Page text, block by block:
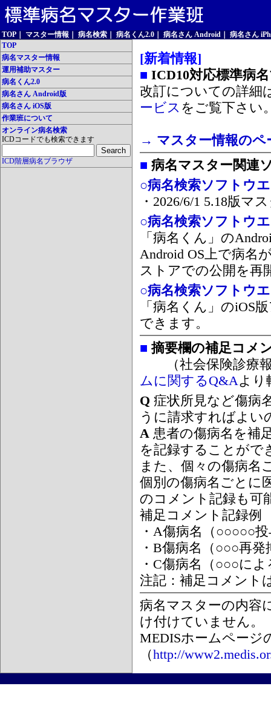
TOP マスター情報 病名検索 病名くん2.0 病名さん Android
病名さん
TOP
病名マスター情報
運用補助マスター
病名くん2.0
病名さん Android版
病名さん iOS版
作業班について
オンライン病名検索
ICDコードでも検索できます
ICD階層病名ブラウザ
[新着情報]
■ ICD10対応標準病
改訂についての詳細
ービス をご覧下さい
→ マスター情報のペ
■ 病名マスター関連
○病名検索ソフトウ
・2026/6/1 5.18版マ
○病名検索ソフトウ
「病名くん」の
Android OS上で病名
ストアでの公開を再
○病名検索ソフトウ
「病名くん」のiOS
できます。
■ 摘要欄の補足コメ
（社会保険診療報
ムに関するQ&Aより
Q 症状所見など傷病
うに請求すればよい
A 患者の傷病名を補
を記録することがで
また、個々の傷病名
個別の傷病名ごとに
のコメント記録も可
補足コメント記録例
・A傷病名（○○○○○
・B傷病名（○○○再
・C傷病名（○○○に
注記：補足コメント
病名マスターの内容
け付けていません。
MEDISホームページ
（http://